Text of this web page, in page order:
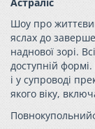
Шоу про
яслах до
наднової зорі.
доступній
і у супроводі
якого віку,